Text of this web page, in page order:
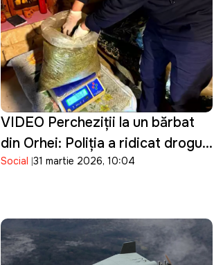
VIDEO Percheziţii la un bărbat
din Orhei: Poliţia a ridicat droguri
de cinci milioane de lei
Social 31 martie 2026, 10:04